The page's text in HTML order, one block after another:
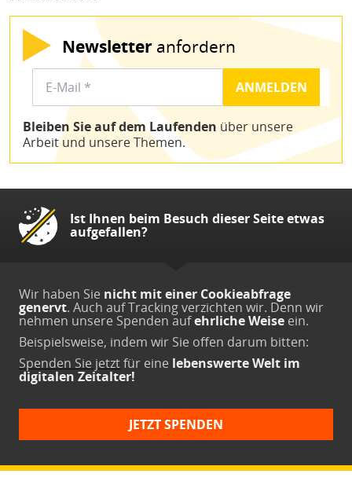
Newsletter anfordern
Bleiben Sie auf dem Laufenden über unsere
Arbeit und unsere Themen.
Ist Ihnen beim Besuch dieser Seite etwas
aufgefallen?
Wir haben Sie nicht mit einer Cookieabfrage
genervt. Auch auf Tracking verzichten wir. Denn wir
nehmen unsere Spenden aufehrliche Weise ein.
Beispielsweise, indem wir Sie offen darum bitten:
Spenden Sie jetztfür eine lebenswerte Welt im
digitalen Zeitalter!
JETZT SPENDEN